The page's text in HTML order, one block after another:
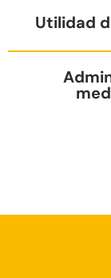
Utilidad